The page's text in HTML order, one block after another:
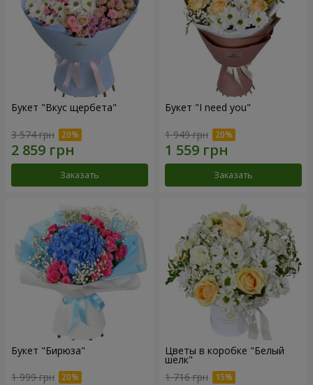
Букет "Вкус щербета"
3 574 грн
Заказать
Букет "I need you"
1 949 грн
Заказать
Букет "Бирюза"
1 999 грн
Цветы в коробке "Белый
шелк"
1 716 грн